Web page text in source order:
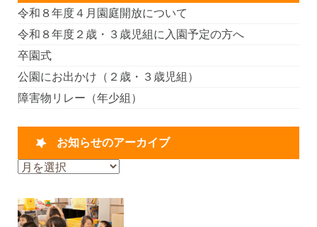
令和８年度４月園庭開放について
令和８年度２歳・３歳児組に入園予定の方へ
卒園式
公園にお出かけ（２歳・３歳児組）
障害物リレー（年少組）
お知らせのアーカイブ
お
ら
せ